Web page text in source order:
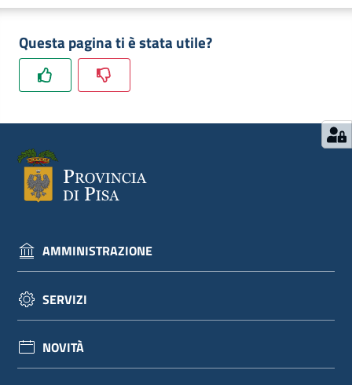
Questa pagina ti è stata utile?
AMMINISTRAZIONE
SERVIZI
NOVITÀ